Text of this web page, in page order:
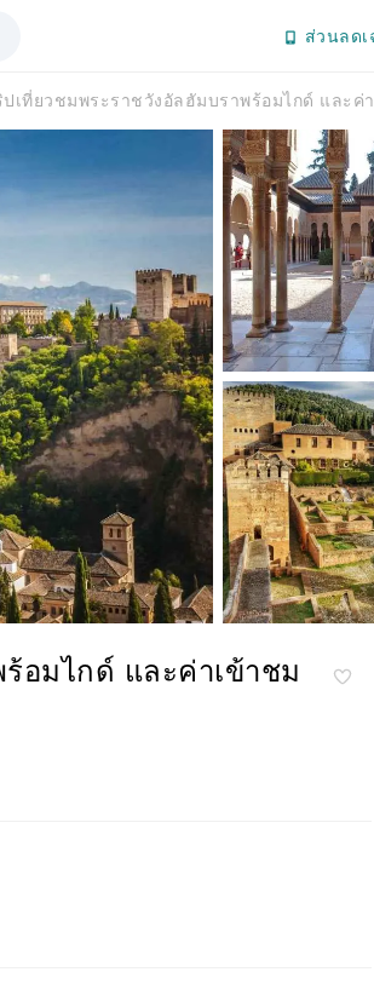
ส่วนลดเ
ปเที่ยวชมพระราชวังอัลฮัมบราพร้อมไกด์ และ
อมไกด์ และค่าเข้าชม